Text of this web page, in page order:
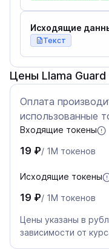
Исходящие
Текст
Цены Llama Guard
Оплата
использованные
Входящие токены
19 ₽/ 1M токенов
Исходящие токены
19 ₽/ 1M токенов
Цены указаны в
зависимости от